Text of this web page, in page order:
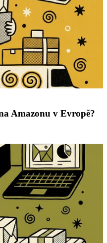
Amazonu v Evropě?